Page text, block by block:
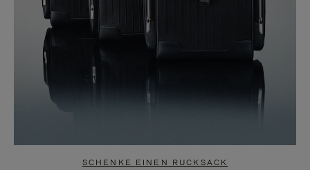
SCHENKE EINEN RUCKSACK